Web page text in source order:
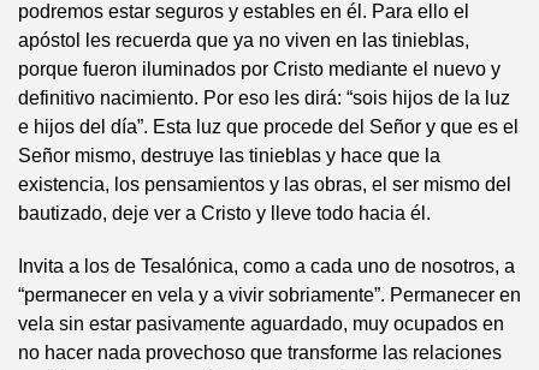
podremos estar seguros y estables en él. Para ello el
apóstol les recuerda que ya no viven en las tinieblas,
porque fueron iluminados por Cristo mediante el nuevo y
definitivo nacimiento. Por eso les dirá: “sois hijos de la luz
e hijos del día”. Esta luz que procede del Señor y que es el
Señor mismo, destruye las tinieblas y hace que la
existencia, los pensamientos y las obras, el ser mismo del
bautizado, deje ver a Cristo y lleve todo hacia él.
Invita a los de Tesalónica, como a cada uno de nosotros, a
“permanecer en vela y a vivir sobriamente”. Permanecer en
vela sin estar pasivamente aguardado, muy ocupados en
no hacer nada provechoso que transforme las relaciones